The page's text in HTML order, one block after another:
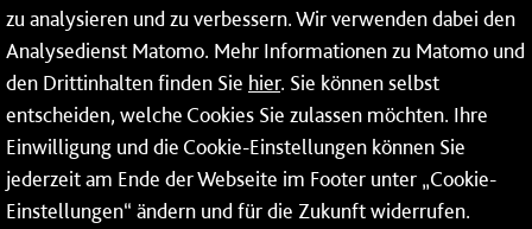
Service
Mainzer Netze GmbH
Rheinallee 41
55118 Mainz
zu analysieren und zu verbessern. Wir verwenden dabei den
Analysedienst Matomo. Mehr Informationen zu Matomo und
den Drittinhalten finden Sie hier. Sie können selbst
entscheiden, welche Cookies Sie zulassen möchten. Ihre
Einwilligung und die Cookie-Einstellungen können Sie
jederzeit am Ende der Webseite im Footer unter „Cookie-
Einstellungen“ ändern und für die Zukunft widerrufen.